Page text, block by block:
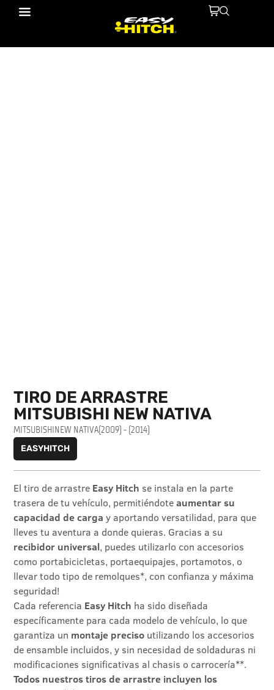
TIRO DE ARRASTRE
MITSUBISHI NEW NATIVA
MITSUBISHINEW NATIVA(2009) - (2014)
EASYHITCH
El tiro de arrastre Easy Hitch se instala en la parte
trasera de tu vehículo, permitiéndoteaumentar su
capacidad de carga y aportando versatilidad, para que
lleves tu aventura a donde quieras. Gracias a su
recibidor universal, puedes utilizarlo con accesorios
como portabicicletas, portaequipajes, portamotos, o
llevar todo tipo de remolques*, con confianza y máxima
seguridad!
Cada referencia Easy Hitch ha sido diseñada
específicamente para cada modelo de vehículo, lo que
garantiza un montaje preciso utilizando los accesorios
de ensamble incluidos, y sin necesidad de soldaduras ni
modificaciones significativas al chasis o carrocería**.
Todos nuestros tiros de arrastre incluyen los